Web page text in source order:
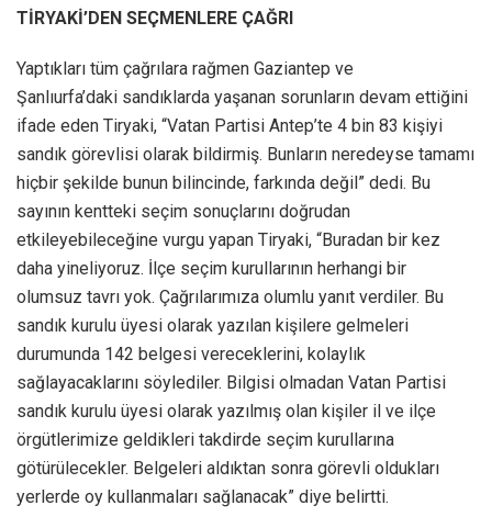
TİRYAKİ’DEN SEÇMENLERE ÇAĞRI
Yaptıkları tüm çağrılara rağmen Gaziantep ve
Şanlıurfa’daki sandıklarda yaşanan sorunların devam ettiğini
ifade eden Tiryaki, “Vatan Partisi Antep’te 4 bin 83 kişiyi
sandık görevlisi olarak bildirmiş. Bunların neredeyse tamamı
hiçbir şekilde bunun bilincinde, farkında değil” dedi. Bu
sayının kentteki seçim sonuçlarını doğrudan
etkileyebileceğine vurgu yapan Tiryaki, “Buradan bir kez
daha yineliyoruz. İlçe seçim kurullarının herhangi bir
olumsuz tavrı yok. Çağrılarımıza olumlu yanıt verdiler. Bu
sandık kurulu üyesi olarak yazılan kişilere gelmeleri
durumunda 142 belgesi vereceklerini, kolaylık
sağlayacaklarını söylediler. Bilgisi olmadan Vatan Partisi
sandık kurulu üyesi olarak yazılmış olan kişiler il ve ilçe
örgütlerimize geldikleri takdirde seçim kurullarına
götürülecekler. Belgeleri aldıktan sonra görevli oldukları
yerlerde oy kullanmaları sağlanacak” diye belirtti.